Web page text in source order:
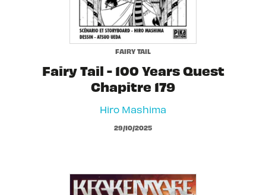
FAIRY TAIL
Fairy Tail - 100 Years Quest
Chapitre 179
Hiro Mashima
29/10/2025